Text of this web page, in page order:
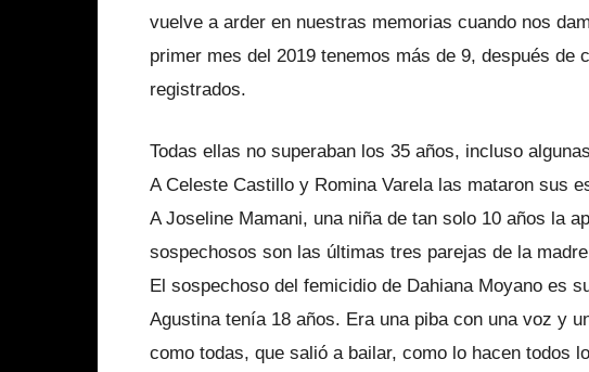
vuelve a arder en nuestras memorias cuando nos
primer mes del 2019 tenemos más de 9, después de
registrados.
Todas ellas no superaban los 35 años, incluso
A Celeste Castillo y Romina Varela las mataron sus
A Joseline Mamani, una niña de tan solo 10 años la
sospechosos son las últimas tres parejas de la
El sospechoso del femicidio de Dahiana Moyano es
Agustina tenía 18 años. Era una piba con una voz y
como todas, que salió a bailar, como lo hacen todos